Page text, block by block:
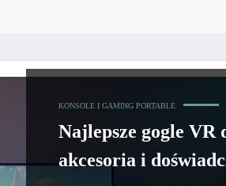
KONSOLE I GAMING PORTABLE
Najlepsze gogle VR
akcesoria i